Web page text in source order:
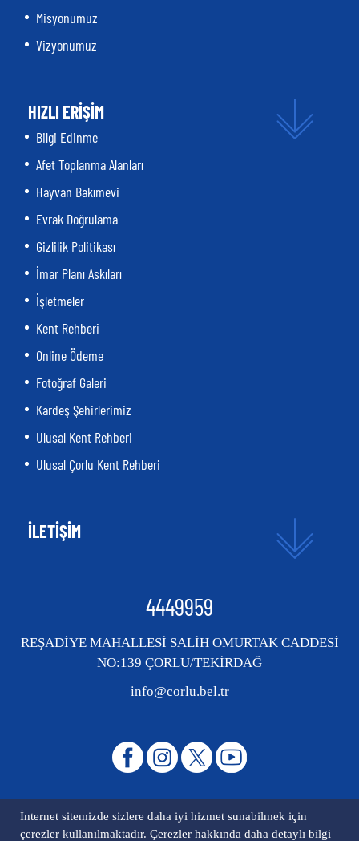
İnternet sitemizde sizlere daha iyi hizmet sunabilmek için
çerezler kullanılmaktadır. Çerezler hakkında daha detaylı bilgi
Misyonumuz
Vizyonumuz
HIZLI ERİŞİM
Bilgi Edinme
Afet Toplanma Alanları
Hayvan Bakımevi
Evrak Doğrulama
Gizlilik Politikası
İmar Planı Askıları
İşletmeler
Kent Rehberi
Online Ödeme
Fotoğraf Galeri
Kardeş Şehirlerimiz
Ulusal Kent Rehberi
Ulusal Çorlu Kent Rehberi
İLETİŞİM
4449959
REŞADİYE MAHALLESİ SALİH OMURTAK CADDESİ
NO:139 ÇORLU/TEKİRDAĞ
info@corlu.bel.tr